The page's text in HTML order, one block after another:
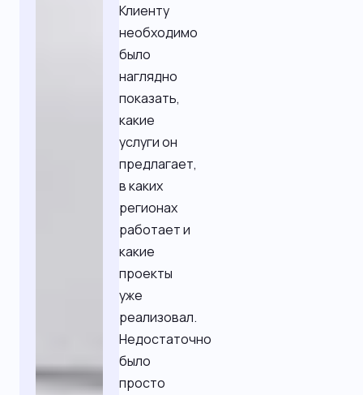
Клиенту
необходимо
было
наглядно
показать,
какие
услуги он
предлагает,
в каких
регионах
работает и
какие
проекты
уже
реализовал.
Недостаточно
было
просто